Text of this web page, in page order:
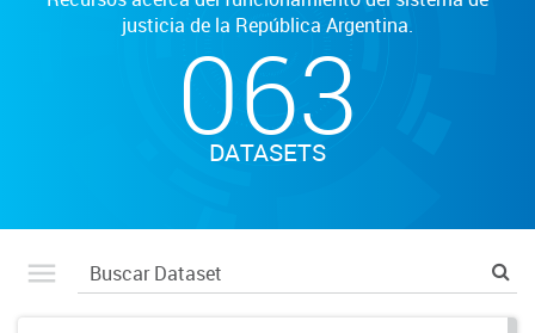
justicia de la República Argentina.
063
DATASETS